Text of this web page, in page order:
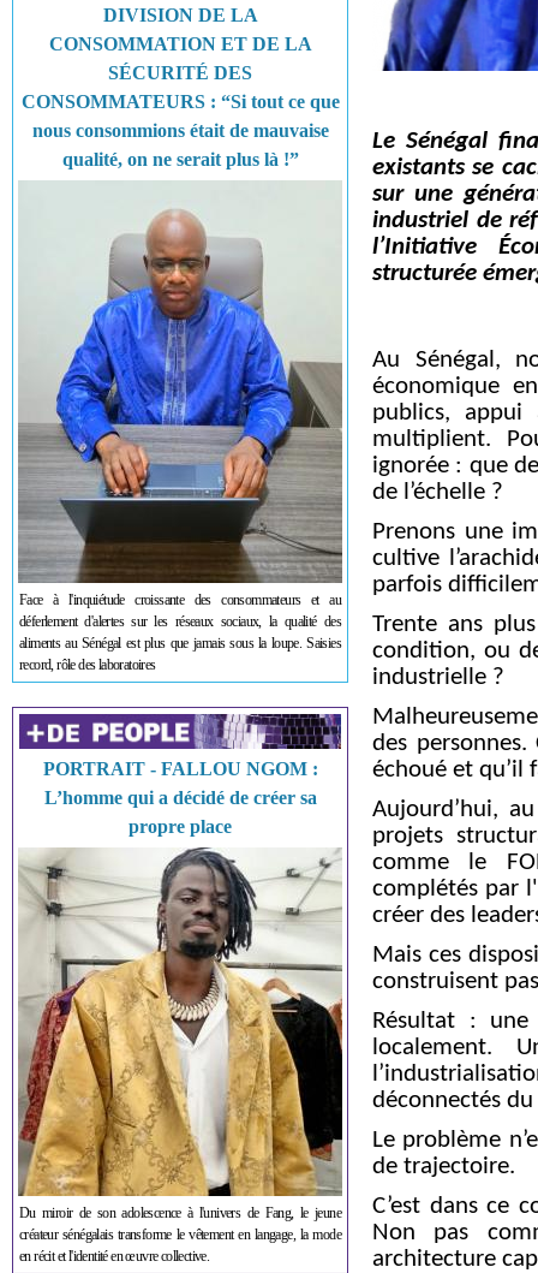
DIVISION DE LA
CONSOMMATION ET DE LA
SÉCURITÉ DES
CONSOMMATEURS : “Si tout ce que
nous consommions était de mauvaise
qualité, on ne serait plus là !”
Face à l'inquiétude croissante des consommateurs et au
déferlement d'alertes sur les réseaux sociaux, la qualité des
aliments au Sénégal est plus que jamais sous la loupe. Saisies
record, rôle des laboratoires
PORTRAIT - FALLOU NGOM :
L’homme qui a décidé de créer sa
propre place
Du miroir de son adolescence à l'univers de Fang, le jeune
créateur sénégalais transforme le vêtement en langage, la mode
en récit et l'identité en œuvre collective.
Le Sénégal
existants se
sur une
industriel de
l’Initiative
structurée
Au Sénégal,
économique
publics,
multiplient.
ignorée : que
de l’échelle ?
Prenons une
cultive
parfois
Trente ans
condition, ou
industrielle ?
des
échoué et qu’il
Aujourd’hui,
projets
comme le
complétés par
créer des
Mais ces
construisent
Résultat :
localement.
déconnectés du
Le problème
de trajectoire.
C’est dans ce
Non pas
architecture